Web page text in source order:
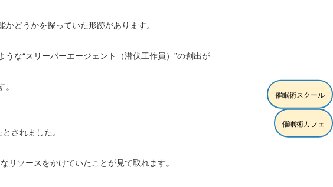
どうかを探っていた形跡があります。
な“スリーパーエージェント（潜伏工作員）”の創出が
されました。
リソースをかけていたことが見て取れます。
催眠術スクール
催眠術カフェ